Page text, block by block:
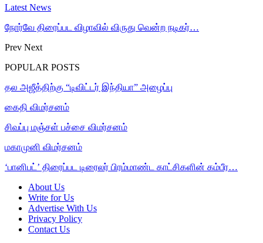
Latest News
நோர்வே திரைப்பட விழாவில் விருது வென்ற நடிகர்…
Prev Next
POPULAR POSTS
தல அஜீத்திற்கு “டிவிட்டர் இந்தியா” அழைப்பு
கைதி விமர்சனம்
சிவப்பு மஞ்சள் பச்சை விமர்சனம்
மகாமுனி விமர்சனம்
‘பானிபட்’ திரைப்பட டிரைலர் பிரம்மாண்ட காட்சிகளின் கம்பீர…
About Us
Write for Us
Advertise With Us
Privacy Policy
Contact Us